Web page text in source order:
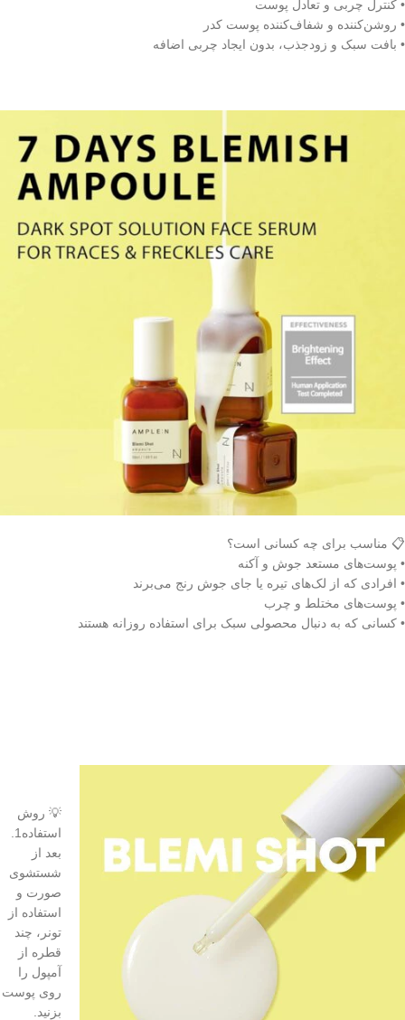
• کنترل چربی و تعادل پوست
• روشن‌کننده و شفاف‌کننده پوست کدر
• بافت سبک و زودجذب، بدون ایجاد چربی اضافه
📋 مناسب برای چه کسانی است؟
• پوست‌های مستعد جوش و آکنه
• افرادی که از لک‌های تیره یا جای جوش رنج می‌برند
• پوست‌های مختلط و چرب
• کسانی که به دنبال محصولی سبک برای استفاده روزانه هستند
💡 روش
بعد از
شستشوی
صورت و
استفاده از
تونر، چند
قطره از
آمپول را
روی پوست
بزنید.